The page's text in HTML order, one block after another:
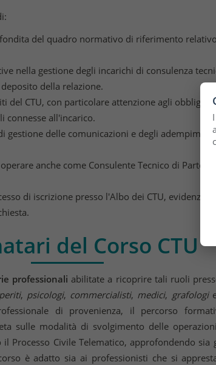
del quadro normativo di riferimento
nella gestione degli incarichi di consulenza
della relazione.
del CTU, con particolare attenzione agli obblighi
connesse all'incarico.
gestione delle comunicazioni e degli
anche come Consulente Tecnico di Parte
di iscrizione presso l'Albo dei CTU,
del Corso CTU
professionali abilitate a ricoprire tali ruoli
periti, psicologi, commercialisti, medici, grafologi
di provenienza, il percorso
sulle modalità di svolgimento delle
Processo Civile Telematico, approfondendo sia
è adatto sia ai professionisti che si